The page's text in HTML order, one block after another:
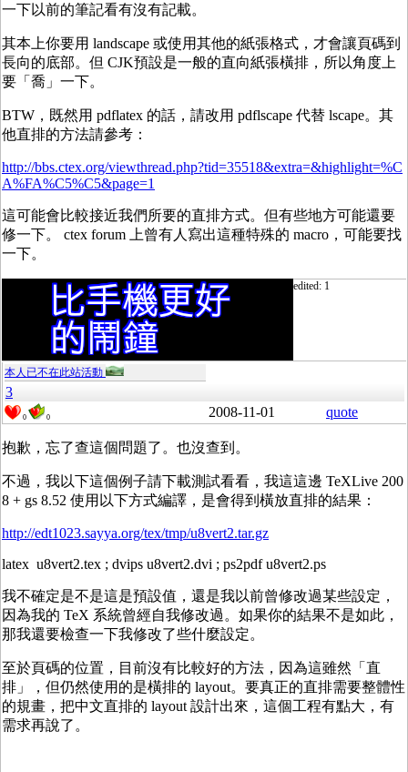
一下以前的筆記看有沒有記載。
其本上你要用 landscape 或使用其他的紙張格式，才會讓頁碼到
長向的底部。但 CJK預設是一般的直向紙張橫排，所以角度上
要「喬」一下。
BTW，既然用 pdflatex 的話，請改用 pdflscape 代替 lscape。其
他直排的方法請參考：
http://bbs.ctex.org/viewthread.php?tid=35518&extra=&highlight=%C
A%FA%C5%C5&page=1
這可能會比較接近我們所要的直排方式。但有些地方可能還要
修一下。 ctex forum 上曾有人寫出這種特殊的 macro，可能要找
一下。
edited: 1
本人已不在此站活動
3
0 0 2008-11-01 quote
抱歉，忘了查這個問題了。也沒查到。
不過，我以下這個例子請下載測試看看，我這這邊 TeXLive 200
8 + gs 8.52 使用以下方式編譯，是會得到橫放直排的結果：
http://edt1023.sayya.org/tex/tmp/u8vert2.tar.gz
latex u8vert2.tex ; dvips u8vert2.dvi ; ps2pdf u8vert2.ps
我不確定是不是這是預設值，還是我以前曾修改過某些設定，
因為我的 TeX 系統曾經自我修改過。如果你的結果不是如此，
那我還要檢查一下我修改了些什麼設定。
至於頁碼的位置，目前沒有比較好的方法，因為這雖然「直
排」，但仍然使用的是橫排的 layout。要真正的直排需要整體性
的規畫，把中文直排的 layout 設計出來，這個工程有點大，有
需求再說了。